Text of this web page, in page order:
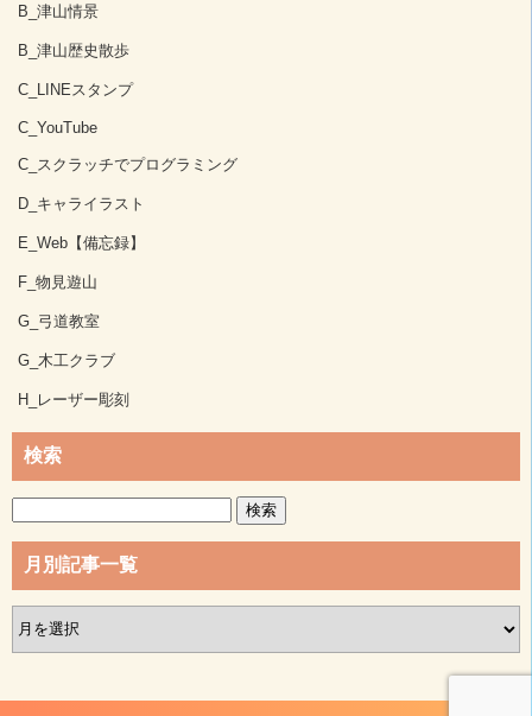
B_津山情景
B_津山歴史散歩
C_LINEスタンプ
C_YouTube
C_スクラッチでプログラミング
D_キャライラスト
E_Web【備忘録】
F_物見遊山
G_弓道教室
G_木工クラブ
H_レーザー彫刻
検索
月別記事一覧
別